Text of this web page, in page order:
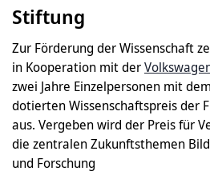
Stiftung
Zur Förderung der Wissenschaft
in Kooperation mit der
zwei Jahre Einzelpersonen mit
dotierten Wissenschaftspreis der
aus. Vergeben wird der Preis für
die zentralen Zukunftsthemen
und Forschung